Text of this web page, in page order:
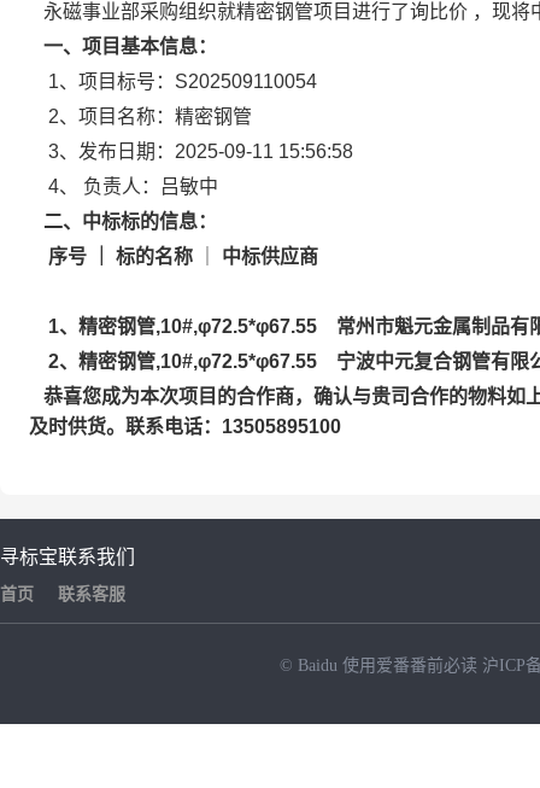
永磁事业部采购组织就精密钢管项目进行了询比价 ，现将
一、项目基本信息：
1、 项目标号：S202509110054
2、 项目名称：精密钢管
3、 发布日期：2025-09-11 15:56:58
4、 负责人：吕敏中
二、中标标的信息：
序号 ｜ 标的名称
中标供应商
1、精密钢管,10#,φ72.5*φ67.55 常州市魁元金属制品有
2、精密钢管,10#,φ72.5*φ67.55 宁波中元复合钢管有限
恭喜您成为本次项目的合作商，确认与贵司合作的物料
及时供货。联系电话：13505895100
寻标宝
首页
联系我们
联系客服
© Baidu 使用爱番番前必读 沪ICP